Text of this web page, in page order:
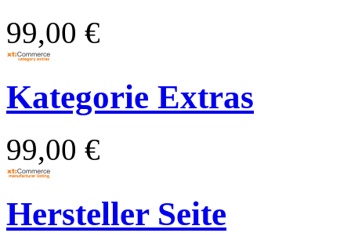
99,00 €
Kategorie Extras
99,00 €
Hersteller Seite